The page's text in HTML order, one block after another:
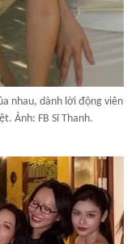
nhau, dành lời động viên
Ảnh: FB Sĩ Thanh.